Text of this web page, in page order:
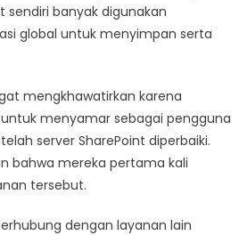
sendiri banyak digunakan
global untuk menyimpan serta
mengkhawatirkan karena
menyamar sebagai pengguna
server SharePoint diperbaiki.
bahwa mereka pertama kali
tersebut.
dengan layanan lain